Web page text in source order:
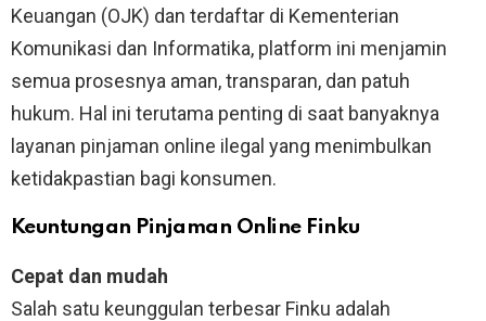
Keuangan (OJK) dan terdaftar di Kementerian
Komunikasi dan Informatika, platform ini menjamin
semua prosesnya aman, transparan, dan patuh
hukum. Hal ini terutama penting di saat banyaknya
layanan pinjaman online ilegal yang menimbulkan
ketidakpastian bagi konsumen.
Keuntungan Pinjaman Online Finku
Cepat dan mudah
Salah satu keunggulan terbesar Finku adalah